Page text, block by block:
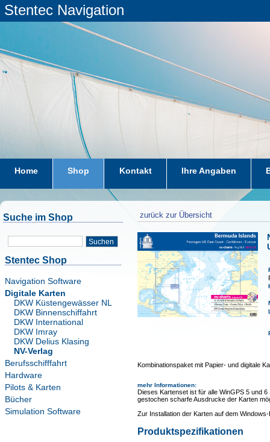
Stentec Navigation
Home Shop Kontakt Ihre Angaben
Suche im Shop
Suchen
Stentec Shop
Navigation Software
Digitale Karten
DKW Küstengewässer NL
DKW Binnenschiffahrt
DKW International
DKW Imray
DKW Delius Klasing
NV-Verlag
Berufsschifffahrt
Hardware
Pilots & Karten
Bücher
Simulation Software
zurück zur Übersicht
Kombinationspaket mit Papier- und digitale
mehr Informationen:
Dieses Kartenset ist für alle WinGPS 5 und
gestochen scharfe Ausdrucke der Karten
Zur Installation der Karten auf dem
Produktspezifikationen